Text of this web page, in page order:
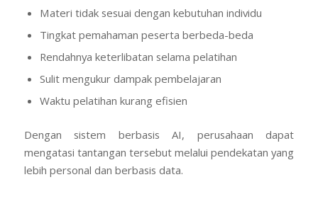
Materi tidak sesuai dengan kebutuhan individu
Tingkat pemahaman peserta berbeda-beda
Rendahnya keterlibatan selama pelatihan
Sulit mengukur dampak pembelajaran
Waktu pelatihan kurang efisien
Dengan sistem berbasis AI, perusahaan dapat
mengatasi tantangan tersebut melalui pendekatan yang
lebih personal dan berbasis data.